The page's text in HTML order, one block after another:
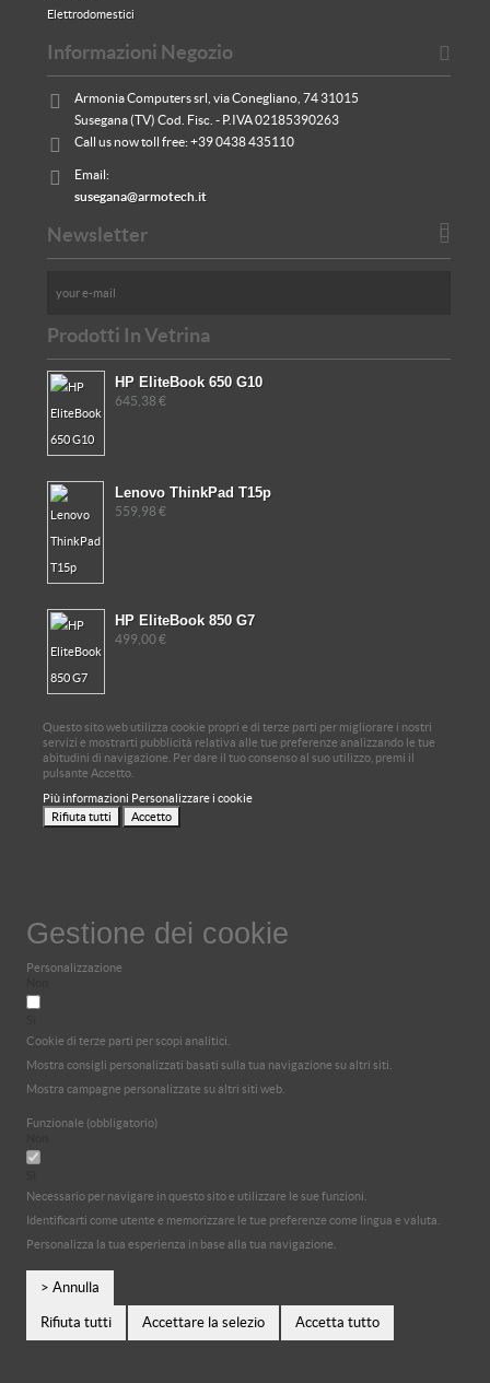
Elettrodomestici
Informazioni Negozio
Armonia Computers srl, via Conegliano, 74 31015
Susegana (TV) Cod. Fisc. - P.IVA 02185390263
Call us now toll free:+39 0438 435110
Email:
susegana@armotech.it
Newsletter
Prodotti In Vetrina
HP EliteBook 650 G10
645,38 €
Lenovo ThinkPad T15p
559,98 €
HP EliteBook 850 G7
499,00 €
Questo sito web utilizza cookie propri e di terze parti per migliorare i nostri
servizi e mostrarti pubblicità relativa alle tue preferenze analizzando le tue
abitudini di navigazione. Per dare il tuo consenso al suo utilizzo, premi il
pulsante Accetto.
Più informazioni Personalizzare i cookie
Rifiuta tutti
Accetto
Gestione dei cookie
Personalizzazione
Cookie di terze parti per scopi analitici.
Mostra consigli personalizzati basati sulla tua navigazione su altri siti.
Mostra campagne personalizzate su altri siti web.
Funzionale (obbligatorio)
Necessario per navigare in questo sito e utilizzare le sue funzioni.
Identificarti come utente e memorizzare le tue preferenze come lingua e valuta.
Personalizza la tua esperienza in base alla tua navigazione.
> Annulla
Rifiuta tutti Accettare la selezio Accetta tutto